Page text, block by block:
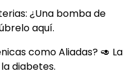
¿Una bomba de
aquí.
como Aliadas? 🥑 La
diabetes.